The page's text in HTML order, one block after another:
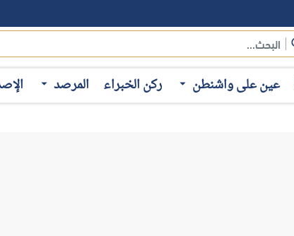
عين على واشنطن ركن الخبراء المرصد